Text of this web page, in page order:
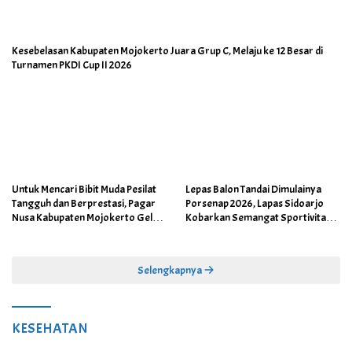
Kesebelasan Kabupaten Mojokerto Juara Grup C, Melaju ke 12 Besar di
Turnamen PKDI Cup II 2026
Untuk Mencari Bibit Muda Pesilat
Tangguh dan Berprestasi, Pagar
Nusa Kabupaten Mojokerto Gelar
Lepas Balon Tandai Dimulainya
Porsenap 2026, Lapas Sidoarjo
Kobarkan Semangat Sportivitas
Selengkapnya
KESEHATAN